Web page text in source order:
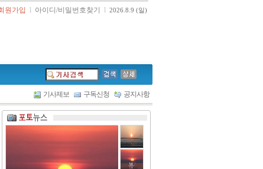
원가입 l 아이디/비밀번호찾기 l 2026.8.9 (일)
기사제보 구독신청 공지사항